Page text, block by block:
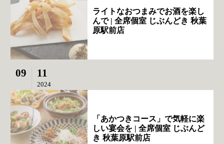
ライトなおつまみでお酒を楽し
んで | 全席個室 じぶんどき 秋葉
原駅前店
09 11
2024
「あかつきコース」で気軽に楽
しい宴会を | 全席個室 じぶんど
き 秋葉原駅前店